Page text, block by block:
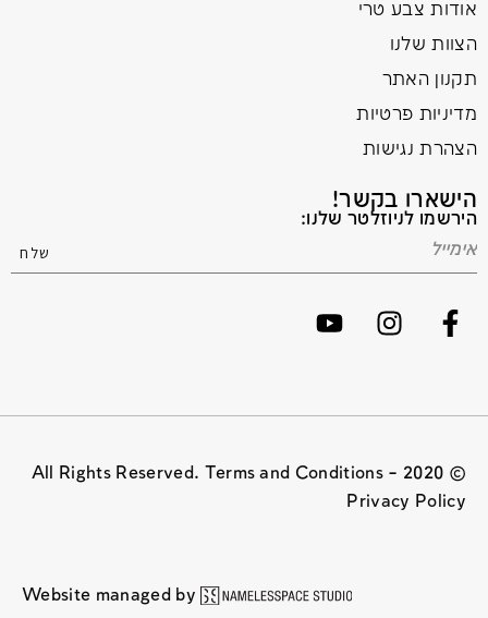
אודות צבע טרי
הצוות שלנו
תקנון האתר
מדיניות פרטיות
הצהרת נגישות
הישארו בקשר!
הירשמו לניוזלטר שלנו:
© 2020 All Rights Reserved. Terms and Conditions –
Privacy Policy
Website managed by